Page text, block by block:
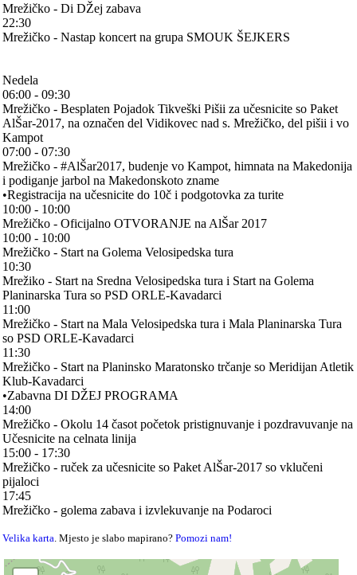
Mrežičko - Di DŽej zabava
22:30
Mrežičko - Nastap koncert na grupa SMOUK ŠEJKERS
Nedela
06:00 - 09:30
Mrežičko - Besplaten Pojadok Tikveški Pišii za učesnicite so Paket
AlŠar-2017, na označen del Vidikovec nad s. Mrežičko, del pišii i vo
Kampot
07:00 - 07:30
Mrežičko - #AlŠar2017, budenje vo Kampot, himnata na Makedonija
i podiganje jarbol na Makedonskoto zname
•Registracija na učesnicite do 10č i podgotovka za turite
10:00 - 10:00
Mrežičko - Oficijalno OTVORANJE na AlŠar 2017
10:00 - 10:00
Mrežičko - Start na Golema Velosipedska tura
10:30
Mrežiko - Start na Sredna Velosipedska tura i Start na Golema
Planinarska Tura so PSD ORLE-Kavadarci
11:00
Mrežičko - Start na Mala Velosipedska tura i Mala Planinarska Tura
so PSD ORLE-Kavadarci
11:30
Mrežičko - Start na Planinsko Maratonsko trčanje so Meridijan Atletik
Klub-Kavadarci
•Zabavna DI DŽEJ PROGRAMA
14:00
Mrežičko - Okolu 14 časot početok pristignuvanje i pozdravuvanje na
Učesnicite na celnata linija
15:00 - 17:30
Mrežičko - ruček za učesnicite so Paket AlŠar-2017 so vklučeni
pijaloci
17:45
Mrežičko - golema zabava i izvlekuvanje na Podaroci
Velika karta . Mjesto je slabo mapirano?Pomozi nam!